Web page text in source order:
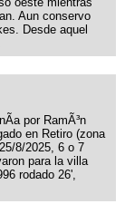
Aun conservo
Desde aquel
por RamÃ³n
en Retiro (zona
8/2025, 6 o 7
para la villa
rodado 26',